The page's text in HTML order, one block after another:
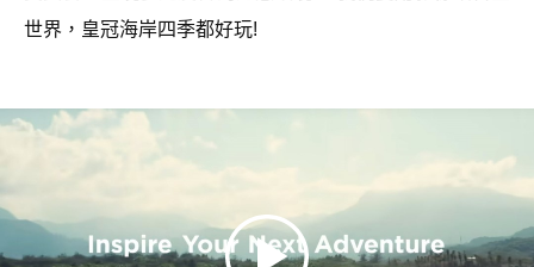
世界，皇冠海岸四季都好玩!